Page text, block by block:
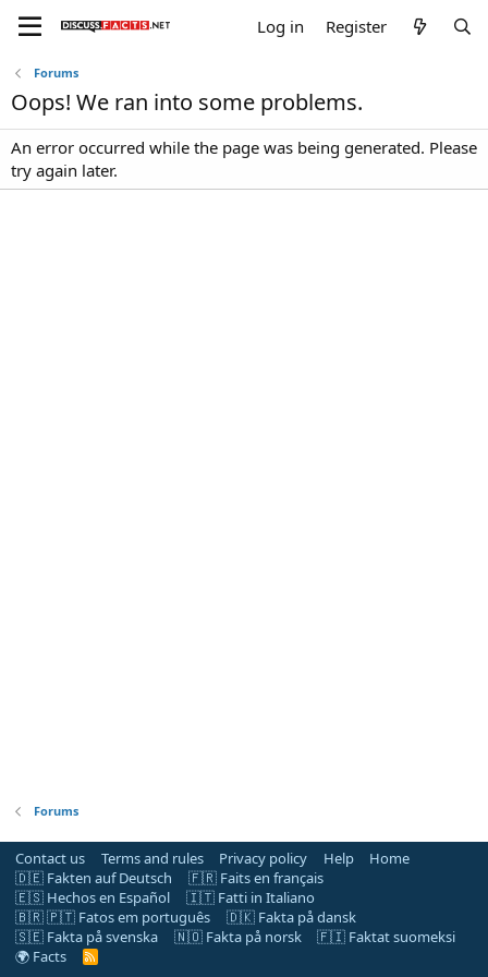
Log in Register
Forums
Oops! We ran into some problems.
An error occurred while the page was being generated. Please
try again later.
Forums
Contact us Terms and rules Privacy policy Help
Home
🇩🇪 Fakten auf Deutsch
🇫🇷 Faits en français
🇪🇸 Hechos en Español
🇮🇹 Fatti in Italiano
🇧🇷 🇵🇹 Fatos em português
🇩🇰 Fakta på dansk
🇸🇪 Fakta på svenska
🇳🇴 Fakta på norsk
🇫🇮 Faktat suomeksi
🌍 Facts
R